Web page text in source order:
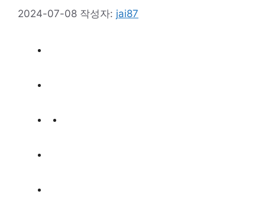
2024-07-08 작성자: jai87